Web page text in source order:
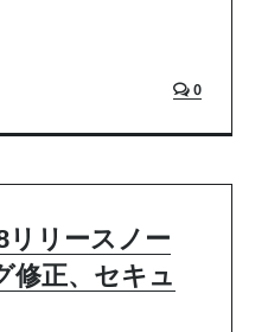
0
リリースノー
修正、セキュ